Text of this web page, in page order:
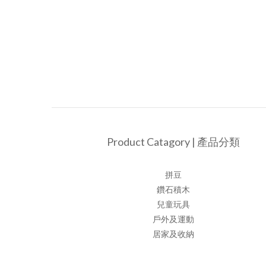
Product Catagory | 產品分類
拼豆
鑽石積木
兒童玩具
戶外及運動
居家及收納